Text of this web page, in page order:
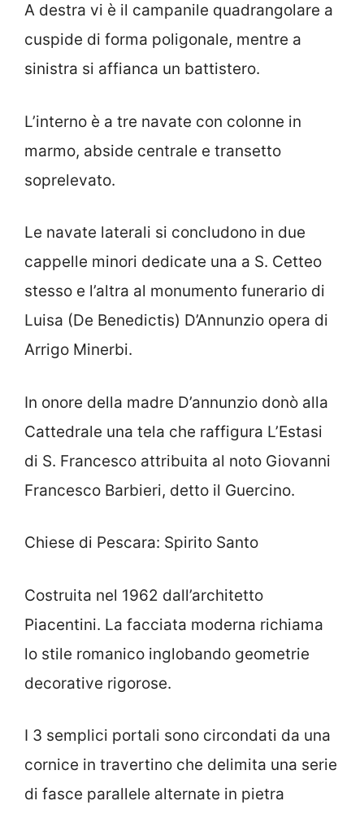
A destra vi è il campanile quadrangolare a
cuspide di forma poligonale, mentre a
sinistra si affianca un battistero.
L’interno è a tre navate con colonne in
marmo, abside centrale e transetto
soprelevato.
Le navate laterali si concludono in due
cappelle minori dedicate una a S. Cetteo
stesso e l’altra al monumento funerario di
Luisa (De Benedictis) D’Annunzio opera di
Arrigo Minerbi.
In onore della madre D’annunzio donò alla
Cattedrale una tela che raffigura L’Estasi
di S. Francesco attribuita al noto Giovanni
Francesco Barbieri, detto il Guercino.
Chiese di Pescara: Spirito Santo
Costruita nel 1962 dall’architetto
Piacentini. La facciata moderna richiama
lo stile romanico inglobando geometrie
decorative rigorose.
I 3 semplici portali sono circondati da una
cornice in travertino che delimita una serie
di fasce parallele alternate in pietra